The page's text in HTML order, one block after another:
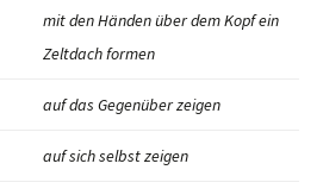
mit den Händen über dem Kopf ein
Zeltdach formen
auf das Gegenüber zeigen
auf sich selbst zeigen